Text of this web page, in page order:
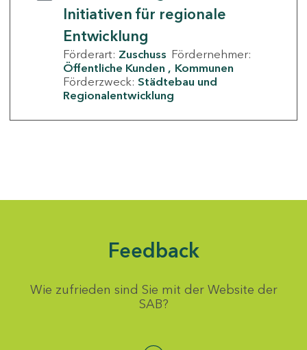
Initiativen für regionale
Entwicklung
Förderart: Zuschuss Fördernehmer:
Öffentliche Kunden
Kommunen
Förderzweck: Städtebau und
Regionalentwicklung
Feedback
Wie zufrieden sind Sie mit der Website der
SAB?